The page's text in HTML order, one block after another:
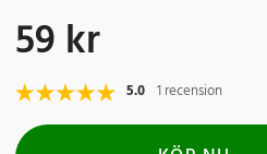
Pris:59 kr
59 kr
5.0 1 recension